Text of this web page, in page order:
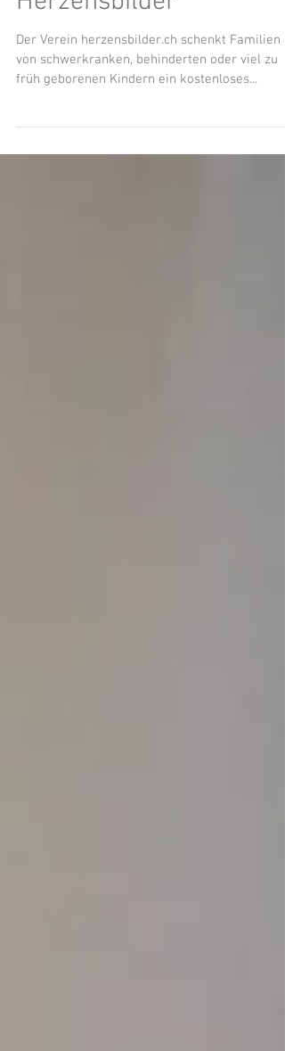
Herzensbilder
Der Verein herzensbilder.ch schenkt Familien
früh geborenen Kindern ein kostenloses...